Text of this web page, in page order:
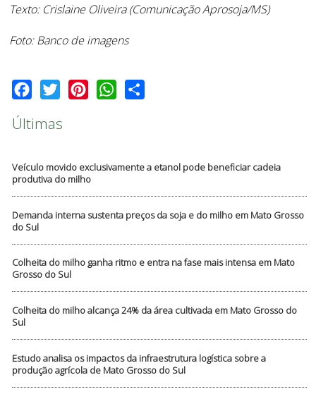
Últimas
Veículo movido exclusivamente a etanol pode beneficiar cadeia
produtiva do milho
Demanda interna sustenta preços da soja e do milho em Mato Grosso
do Sul
Colheita do milho ganha ritmo e entra na fase mais intensa em Mato
Grosso do Sul
Colheita do milho alcança 24% da área cultivada em Mato Grosso do
Sul
Estudo analisa os impactos da infraestrutura logística sobre a
produção agrícola de Mato Grosso do Sul
Texto: Crislaine Oliveira (Comunicação Aprosoja/MS)
Foto: Banco de imagens
Facebook
Twitter PinterestWhatsApp